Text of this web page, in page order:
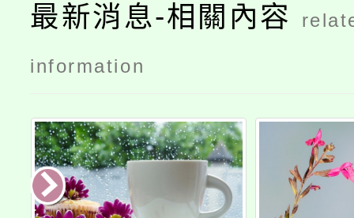
最新消息-相關內容
information